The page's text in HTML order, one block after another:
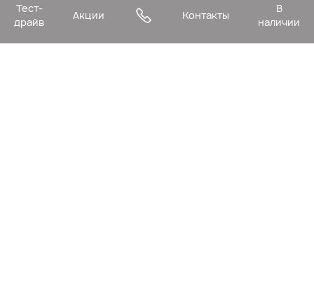
Тест-
драйв
Акции Контакты
В
наличии